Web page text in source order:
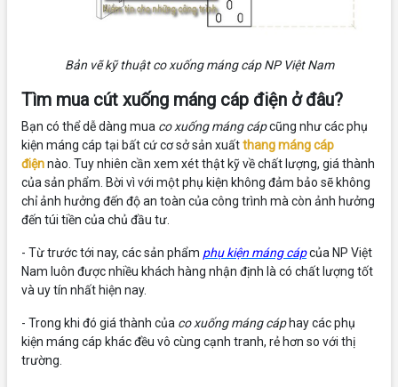
Bản vẽ kỹ thuật co xuống máng cáp NP Việt Nam
Tìm mua cút xuống máng cáp điện ở đâu?
Bạn có thể dễ dàng mua co xuống máng cápcũng như các phụ
kiện máng cáp tại bất cứ cơ sở sản xuấtthang máng cáp
điệnnào. Tuy nhiên cần xem xét thật kỹ về chất lượng, giá thành
của sản phẩm. Bời vì với một phụ kiện không đảm bảo sẽ không
chỉ ảnh hưởng đến độ an toàn của công trình mà còn ảnh hưởng
đến túi tiền của chủ đầu tư.
- Từ trước tới nay, các sản phẩm phụ kiện máng cápcủa NP Việt
Nam luôn được nhiều khách hàng nhận định là có chất lượng tốt
và uy tín nhất hiện nay.
- Trong khi đó giá thành của co xuống máng cáphay các phụ
kiện máng cáp khác đều vô cùng cạnh tranh, rẻ hơn so với thị
trường.